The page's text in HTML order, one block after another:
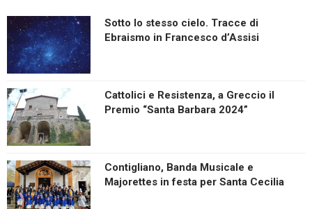
Sotto lo stesso cielo. Tracce di
Ebraismo in Francesco d’Assisi
Cattolici e Resistenza, a Greccio il
Premio “Santa Barbara 2024”
Contigliano, Banda Musicale e
Majorettes in festa per Santa Cecilia